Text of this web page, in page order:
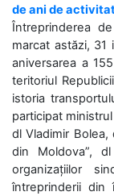
de ani de
Întreprinderea
marcat astăzi,
aniversarea a
teritoriul
istoria
participat
dl Vladimir Bolea,
din Moldova”,
organizațiilor
întreprinderii din